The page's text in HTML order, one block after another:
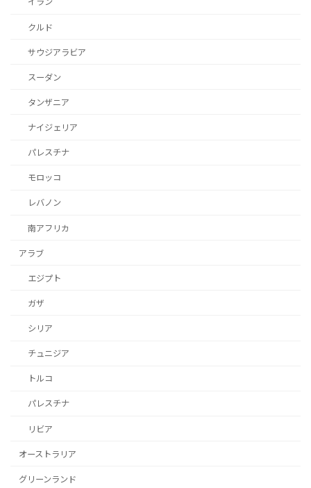
クルド
サウジアラビア
スーダン
タンザニア
ナイジェリア
パレスチナ
モロッコ
レバノン
南アフリカ
アラブ
エジプト
ガザ
シリア
チュニジア
トルコ
パレスチナ
リビア
オーストラリア
グリーンランド